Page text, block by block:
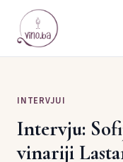
INTERVJUI
Intervju:
vinariji